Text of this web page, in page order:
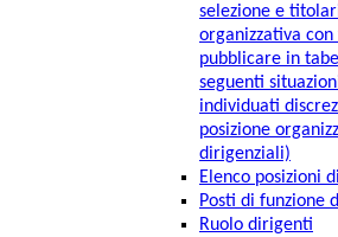
selezione e
organizzativa
pubblicare in
seguenti
individuati
posizione
dirigenziali)
Elenco posizioni
Posti di funzione
Ruolo dirigenti